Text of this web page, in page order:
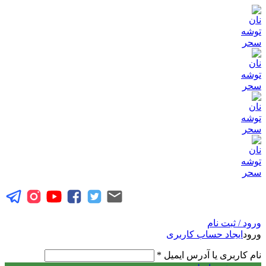
ورود / ثبت نام
ورود ایجاد حساب کاربری
نام کاربری یا آدرس ایمیل *